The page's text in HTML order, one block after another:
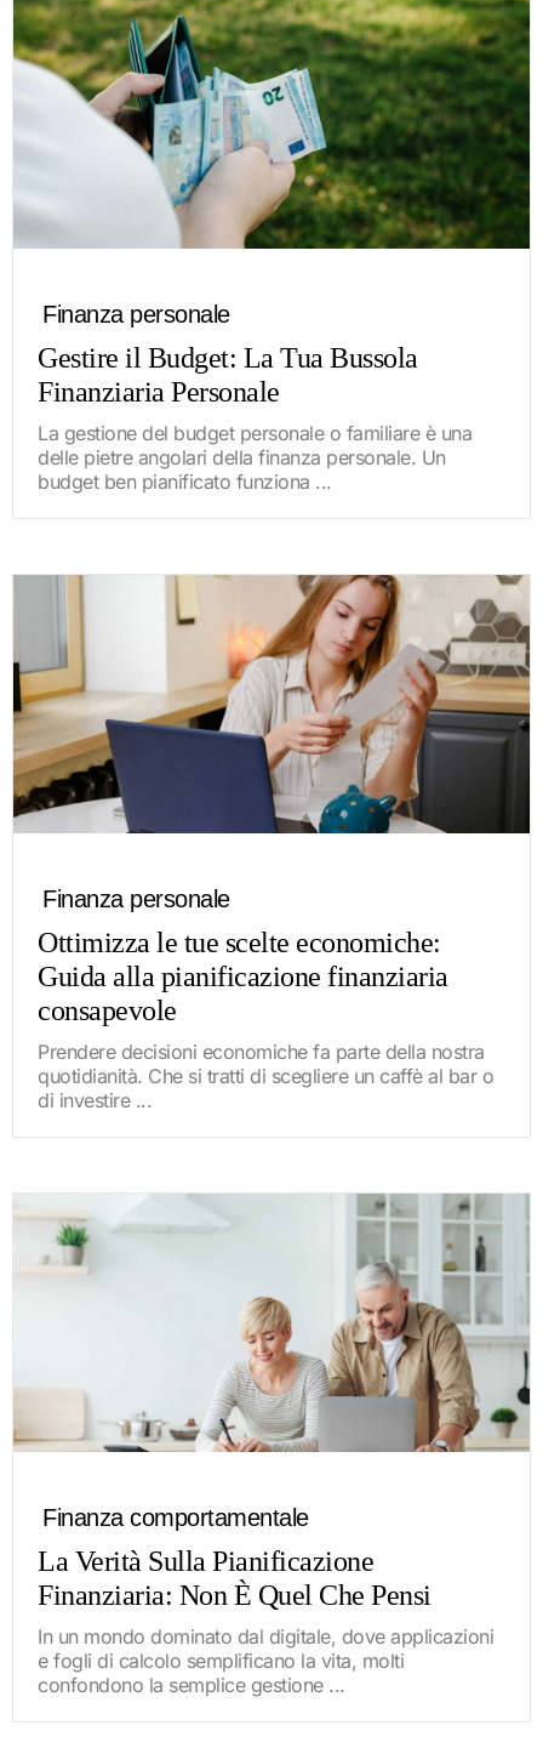
Finanza personale
Gestire il Budget: La Tua Bussola
Finanziaria Personale
La gestione del budget personale o familiare è una
delle pietre angolari della finanza personale. Un
budget ben pianificato funziona ...
Finanza personale
Ottimizza le tue scelte economiche:
Guida alla pianificazione finanziaria
consapevole
Prendere decisioni economiche fa parte della nostra
quotidianità. Che si tratti di scegliere un caffè al bar o
di investire ...
Finanza comportamentale
La Verità Sulla Pianificazione
Finanziaria: Non È Quel Che Pensi
In un mondo dominato dal digitale, dove applicazioni
e fogli di calcolo semplificano la vita, molti
confondono la semplice gestione ...